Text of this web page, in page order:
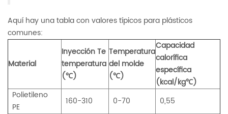
Aquí hay una tabla con valores típicos para plásticos
comunes:
Material
Inyección Te
temperatura
(℃)
Temperatura
del molde
(℃)
Capacidad
calorífica
específica
(kcal/kg℃)
Polietileno
PE
160-310 0-70
0,55